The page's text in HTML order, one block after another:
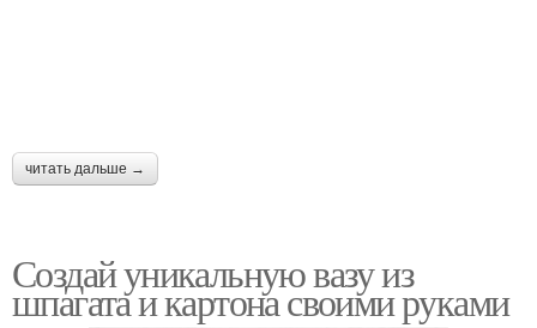
читать дальше →
Создай уникальную вазу из
шпагата и картона своими руками